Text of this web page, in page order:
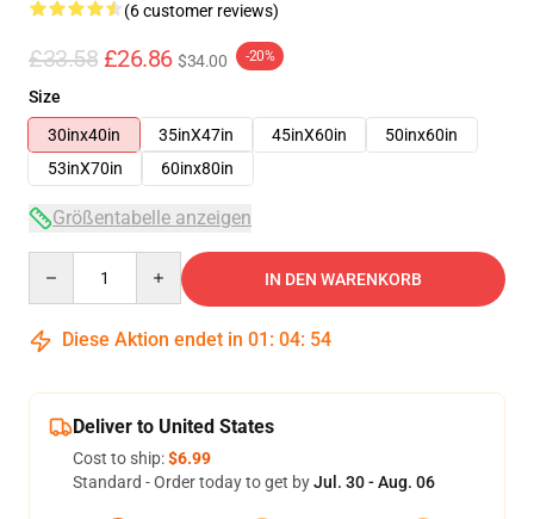
(6 customer reviews)
£33.58 £26.86 $34.00 -20%
Size
30inx40in
35inX47in 45inX60in
50inx60in
53inX70in
60inx80in
Größentabelle anzeigen
IN DEN WARENKORB
Diese Aktion endet in 01 : 04: 54
Deliver to United States
Cost to ship:$6.99
Standard - Order today to get byJul. 30 - Aug. 06